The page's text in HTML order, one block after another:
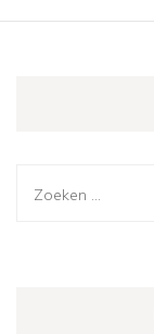
Zoeken